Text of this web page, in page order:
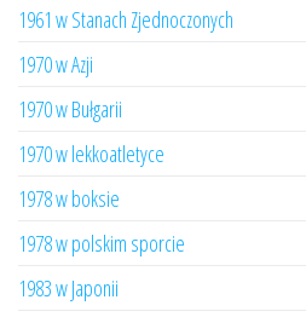
1961 w Stanach Zjednoczonych
1970 w Azji
1970 w Bułgarii
1970 w lekkoatletyce
1978 w boksie
1978 w polskim sporcie
1983 w Japonii